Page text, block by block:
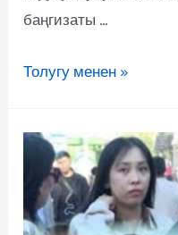
баңгизаты …
Толугу менен »